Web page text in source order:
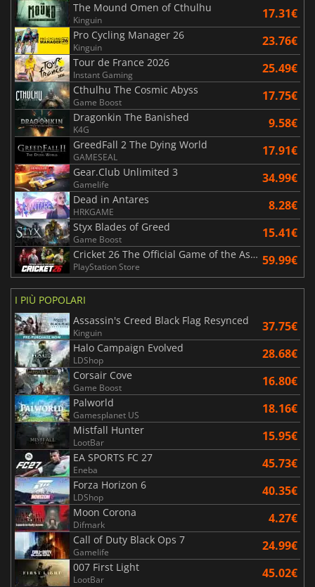
The Mound Omen of Cthulhu
Kinguin 17.31€
Pro Cycling Manager 26
Kinguin 23.76€
Tour de France 2026
Instant Gaming 25.49€
Cthulhu The Cosmic Abyss
Game Boost 17.75€
Dragonkin The Banished
K4G 9.58€
GreedFall 2 The Dying World
GAMESEAL 17.91€
Gear.Club Unlimited 3
Gamelife 34.99€
Dead in Antares
HRKGAME 8.28€
Styx Blades of Greed
Game Boost 15.41€
Cricket 26 The Official Game of the Ashes
PlayStation Store 59.99€
I PIÙ POPOLARI
Assassin's Creed Black Flag Resynced
Kinguin 37.75€
Halo Campaign Evolved
LDShop 28.68€
Corsair Cove
Game Boost 16.80€
Palworld
Gamesplanet US 18.16€
Mistfall Hunter
LootBar 15.95€
EA SPORTS FC 27
Eneba 45.73€
Forza Horizon 6
LDShop 40.35€
Moon Corona
Difmark 4.27€
Call of Duty Black Ops 7
Gamelife 24.99€
007 First Light
LootBar 45.02€